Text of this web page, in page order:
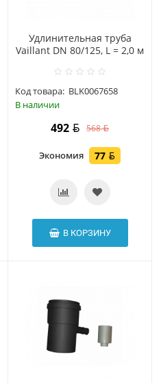
Удлинительная труба
Vaillant DN 80/125, L = 2,0 м
Код товара: BLK0067658
В наличии
492 568
Экономия 77
В КОРЗИНУ